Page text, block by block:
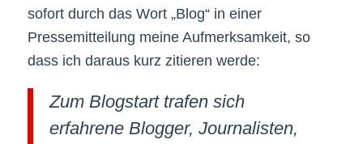
sofort durch das Wort „Blog“ in einer
Pressemitteilung meine Aufmerksamkeit, so
dass ich daraus kurz zitieren werde:
Zum Blogstart trafen sich
erfahrene Blogger, Journalisten,